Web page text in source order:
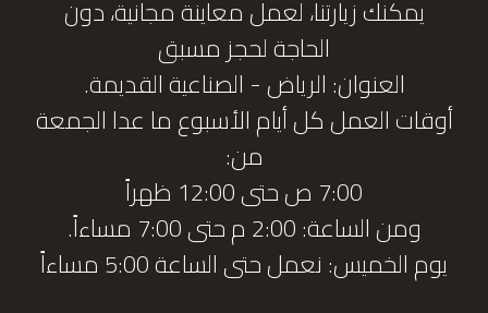
يمكنك زيارتنا، لعمل معاينة مجانية، دون
الحاجة لحجز مسبق
العنوان: الرياض - الصناعية القديمة.
أوقات العمل كل أيام الأسبوع ما عدا الجمعة
من:
7:00 ص حتى 12:00 ظهراً
ومن الساعة: 2:00 م حتى 7:00 مساءاً.
يوم الخميس: نعمل حتى الساعة 5:00 مساءاً